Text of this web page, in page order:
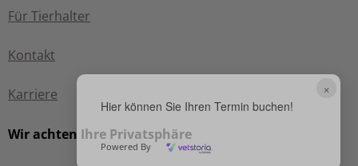
×
Hier können Sie Ihren Termin buchen!
Powered By
Für Tierhalter
Kontakt
Karriere
Wir achten Ihre Privatsphäre